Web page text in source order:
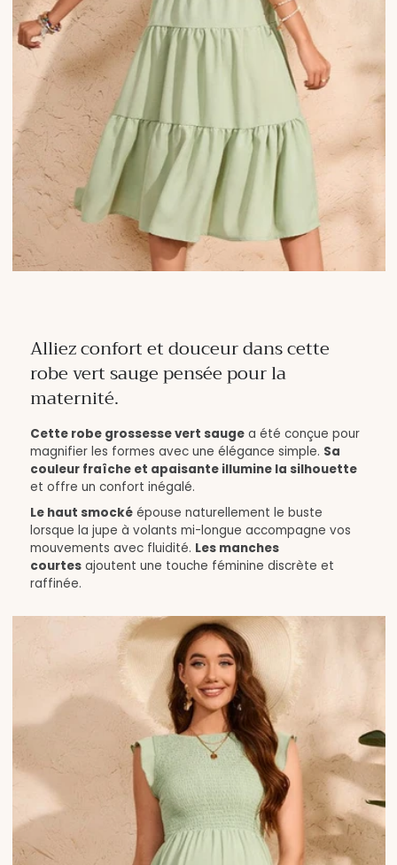
Alliez confort et douceur dans cette
robe vert sauge pensée pour la
maternité.
Cette robe grossesse vert saugea été conçue pour
magnifier les formes avec une élégance simple. Sa
couleur fraîche et apaisante illumine la silhouette
et offre un confort inégalé.
Le haut smockéépouse naturellement le buste
lorsque la jupe à volants mi-longue accompagne vos
mouvements avec fluidité. Les manches
courtesajoutent une touche féminine discrète et
raffinée.